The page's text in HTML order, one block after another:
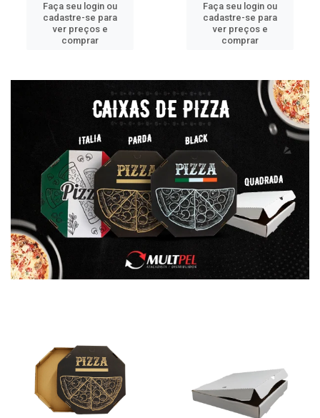
Faça seu login ou
cadastre-se para
ver preços e
comprar
Faça seu login ou
cadastre-se para
ver preços e
comprar